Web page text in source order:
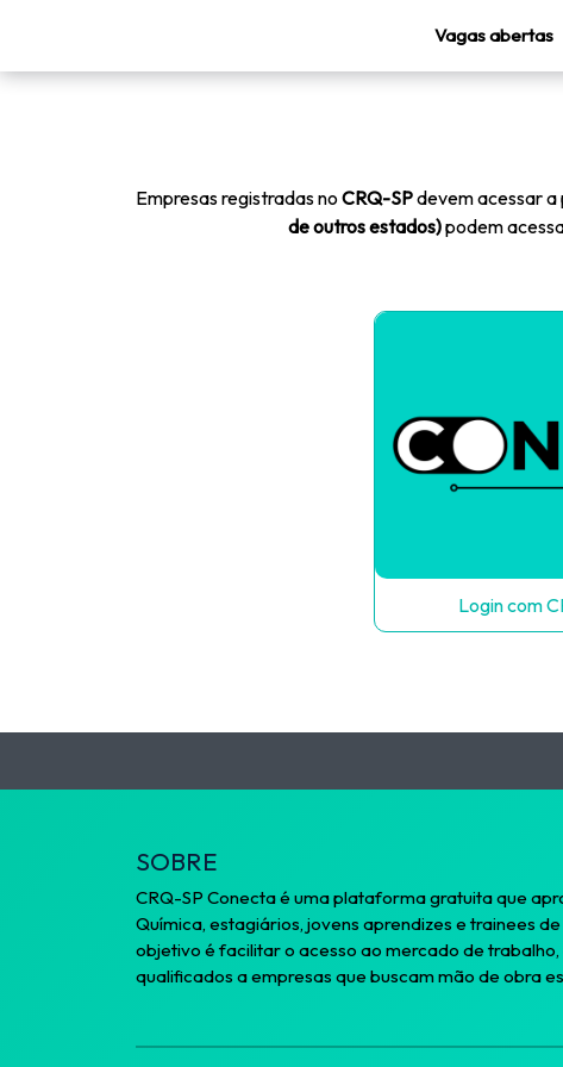
Vagas abertas
Empresas registradas no CRQ-SPdevem acessar
de outros estados)podem
Login com
SOBRE
CRQ-SP Conecta é uma plataforma gratuita que
Química, estagiários, jovens aprendizes e trainees
objetivo é facilitar o acesso ao mercado de
qualificados a empresas que buscam mão de obra